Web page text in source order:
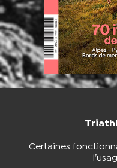
Certaines
NOUS